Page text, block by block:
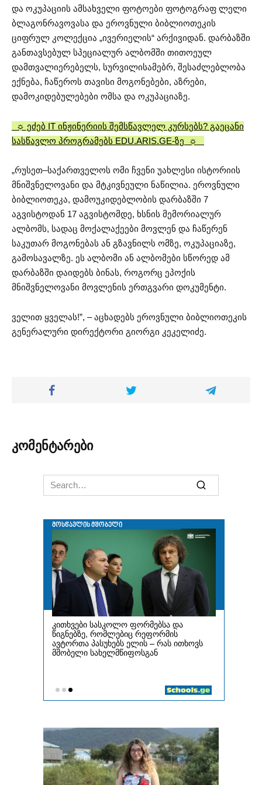
და ოკუპაციის ამსახველი ფოტოები ფოტოგრაფ ლელი
ბლაგონრავოვასა და ეროვნული ბიბლიოთეკის
ციფრულ კოლექცია „ივერიელის“ არქივიდან. დარბაზში
განთავსებულ სპეციალურ ალბომში თითოეულ
დამთვალიერებელს, სურვილისამებრ, შესაძლებლობა
ექნება, ჩაწეროს თავისი მოგონებები, აზრები,
დამოკიდებულებები ომსა და ოკუპაციაზე.
☼ ეძებ IT ინჟინერიის შემსწავლელ კურსებს? გაეცანი
სასწავლო პროგრამებს EDU.ARIS.GE-ზე ☼
„რუსეთ–საქართველოს ომი ჩვენი უახლესი ისტორიის
მნიშვნელოვანი და მტკივნეული ნაწილია. ეროვნული
ბიბლიოთეკა, დამოუკიდებლობის დარბაზში 7
აგვისტოდან 17 აგვისტომდე, ხსნის მემორიალურ
ალბომს, სადაც მოქალაქეები მოვლენ და ჩაწერენ
საკუთარ მოგონებას ან გზავნილს ომზე, ოკუპაციაზე,
გამოსავალზე. ეს ალბომი ან ალბომები სწორედ ამ
დარბაზში დაიდებს ბინას, როგორც ეპოქის
მნიშვნელოვანი მოვლენის ერთგვარი დოკუმენტი.
ველით ყველას!”, – აცხადებს ეროვნული ბიბლიოთეკის
გენერალური დირექტორი გიორგი კეკელიძე.
კომენტარები
Search
for: